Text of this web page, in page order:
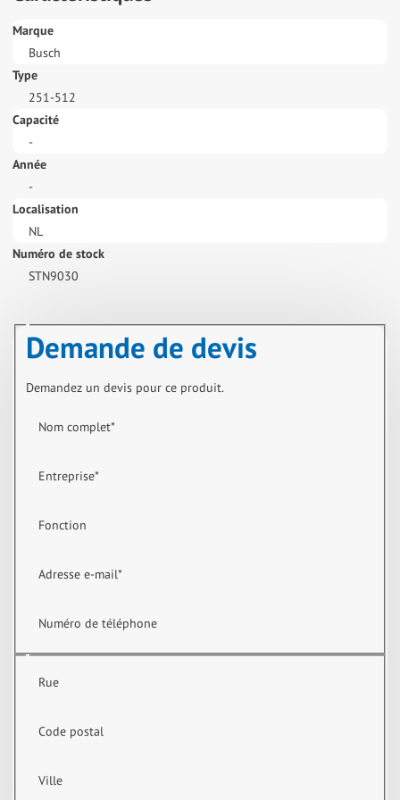
Marque
Busch
Type
251-512
Capacité
-
Année
-
Localisation
NL
Numéro de stock
STN9030
Demande de devis
Demandez un devis pour ce produit.
Nom complet*
Entreprise*
Fonction
Adresse e-mail*
Numéro de téléphone
Rue
Code postal
Ville